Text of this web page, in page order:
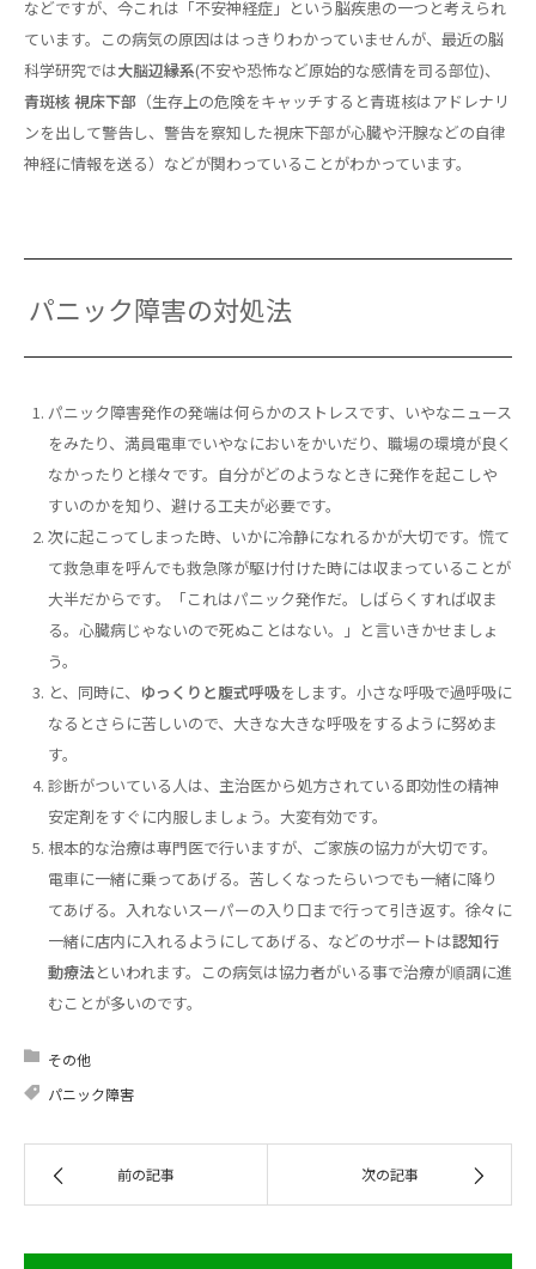
などですが、今これは「不安神経症」という脳疾患の一つと考えられ
ています。この病気の原因ははっきりわかっていませんが、最近の脳
科学研究では大脳辺縁系(不安や恐怖など原始的な感情を司る部位)、
青斑核 視床下部 （生存上の危険をキャッチすると青斑核はアドレナリ
ンを出して警告し、警告を察知した視床下部が心臓や汗腺などの自律
神経に情報を送る）などが関わっていることがわかっています。
パニック障害の対処法
パニック障害発作の発端は何らかのストレスです、いやなニュース
をみたり、満員電車でいやなにおいをかいだり、職場の環境が良く
なかったりと様々です。自分がどのようなときに発作を起こしや
すいのかを知り、避ける工夫が必要です。
次に起こってしまった時、いかに冷静になれるかが大切です。慌て
て救急車を呼んでも救急隊が駆け付けた時には収まっていることが
大半だからです。「これはパニック発作だ。しばらくすれば収ま
る。心臓病じゃないので死ぬことはない。」と言いきかせましょ
う。
と、同時に、 ゆっくりと腹式呼吸をします。小さな呼吸で過呼吸に
なるとさらに苦しいので、大きな大きな呼吸をするように努めま
す。
診断がついている人は、主治医から処方されている即効性の精神
安定剤をすぐに内服しましょう。大変有効です。
根本的な治療は専門医で行いますが、ご家族の協力が大切です。
電車に一緒に乗ってあげる。苦しくなったらいつでも一緒に降り
てあげる。入れないスーパーの入り口まで行って引き返す。徐々に
一緒に店内に入れるようにしてあげる、などのサポートは認知行
動療法といわれます。この病気は協力者がいる事で治療が順調に進
むことが多いのです。
その他
パニック障害
前の記事 次の記事